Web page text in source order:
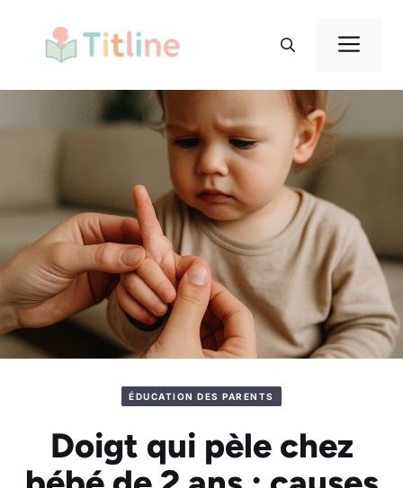
contenu
ÉDUCATION DES PARENTS
Doigt qui pèle chez